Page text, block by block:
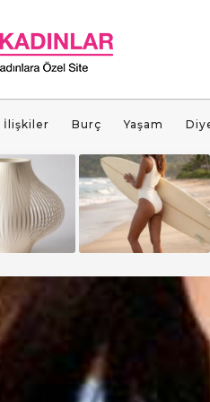
İlişkiler Burç Yaşam